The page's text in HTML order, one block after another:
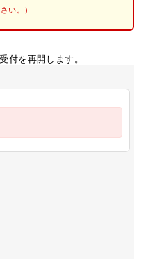
い。）
付を再開します。